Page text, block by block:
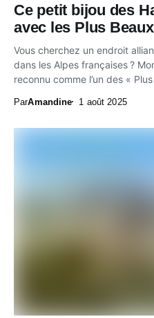
Ce petit bijou des
avec les Plus
Vous cherchez un endroit
dans les Alpes françaises ?
reconnu comme l’un des «
ParAmandine 1 août 2025